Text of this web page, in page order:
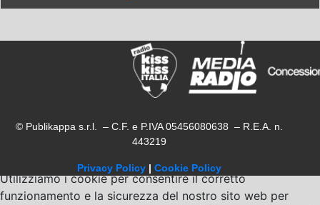
© Publikappa s.r.l. – C.F. e P.IVA 05456080638 – R.E.A. n.
443219
Privacy Policy | Cookie Policy
Utilizziamo i cookie per consentire il corretto
funzionamento e la sicurezza del nostro sito web per